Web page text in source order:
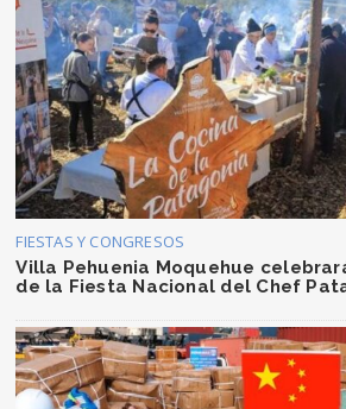
FIESTAS Y CONGRESOS
Villa Pehuenia Moquehue
de la Fiesta Nacional del Chef